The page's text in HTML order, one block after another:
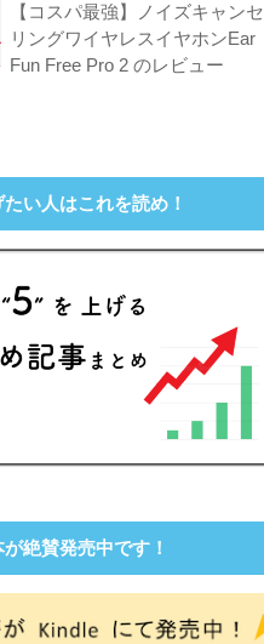
【コスパ最強】ノイズキャンセ
リングワイヤレスイヤホンEar
Fun Free Pro 2 のレビュー
い人はこれを読め！
絶賛発売中です！